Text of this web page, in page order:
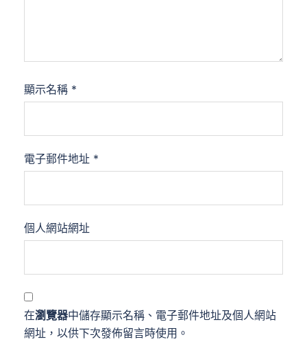
顯示名稱 *
電子郵件地址 *
個人網站網址
在瀏覽器中儲存顯示名稱、電子郵件地址及個人網站
網址，以供下次發佈留言時使用。